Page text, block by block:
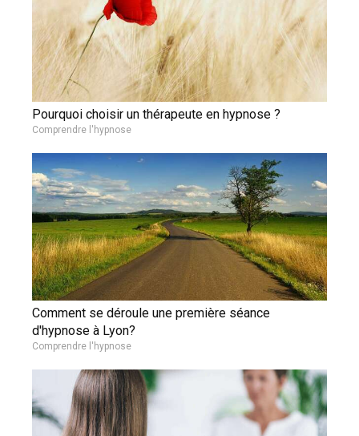
Pourquoi choisir un thérapeute en hypnose ?
Comprendre l'hypnose
Comment se déroule une première séance
d'hypnose à Lyon?
Comprendre l'hypnose